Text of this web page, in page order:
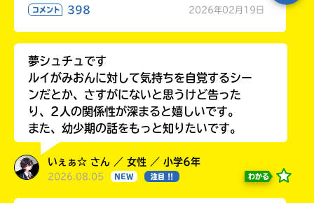
コメント 398 2026年02月19日
夢シュチュです
ルイがみおんに対して気持ちを自覚するシー
ンだとか、さすがにないと思うけど告った
り、2人の関係性が深まると嬉しいです。
また、幼少期の話をもっと知りたいです。
いぇぁ☆ さん ／ 女性 ／ 小学6年
2026.08.05 NEW 注目 !! わかる